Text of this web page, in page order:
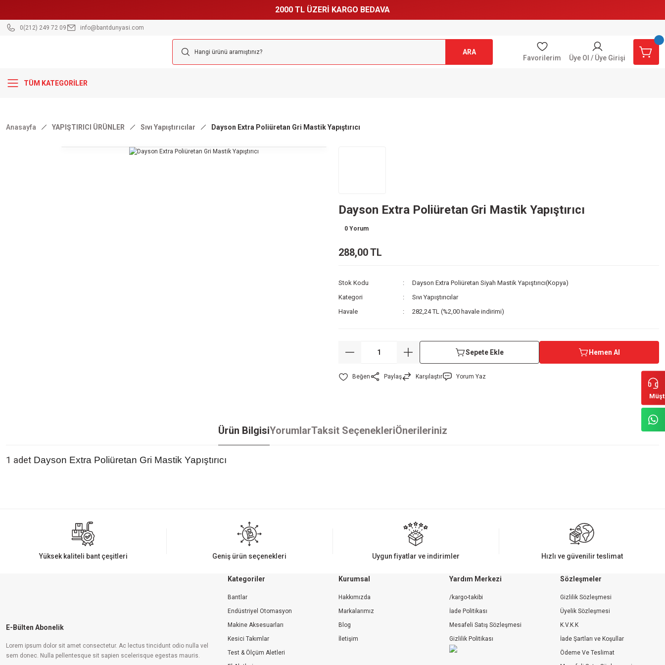
2000 TL ÜZERİ KARGO BEDAVA
0(212) 249 72 09 info@bantdunyasi.com
ARA
Favorilerim Üye Ol / Üye Girişi
TÜM KATEGORİLER
Anasayfa YAPIŞTIRICI ÜRÜNLER Sıvı Yapıştırıcılar Dayson Extra Poliüretan Gri Mastik Yapıştırıcı
Dayson Extra Poliüretan Gri Mastik Yapıştırıcı
0 Yorum
288,00 TL
Stok Kodu
Dayson Extra Poliüretan Siyah Mastik Yapıştırıcı(Kopya)
Kategori
Sıvı Yapıştırıcılar
Havale
282,24 TL (%2,00 havale indirimi)
Sepete Ekle Hemen Al
Paylaş Karşılaştır Yorum Yaz
Ürün BilgisiYorumlarTaksit SeçenekleriÖnerileriniz
1 adet Dayson Extra Poliüretan Gri Mastik Yapıştırıcı
Ürün resmi kalitesiz, bozuk veya görüntülenemiyor.
Ürün açıklamasında eksik bilgiler bulunuyor.
Gönder
Yüksek kaliteli bant çeşitleri Geniş ürün seçenekleri Uygun fiyatlar ve indirimler Hızlı ve güvenilir teslimat
E-Bülten Abonelik
Lorem ipsum dolor sit amet consectetur. Ac lectus tincidunt odio nulla vel
sem donec. Nulla pellentesque sit sapien scelerisque egestas mauris.
Kategoriler
Bantlar
Endüstriyel Otomasyon
Makine Aksesuarları
Kesici Takımlar
Test & Ölçüm Aletleri
Kurumsal
Hakkımızda
Markalarımız
Blog
İletişim
Yardım Merkezi
/kargo-takibi
İade Politikası
Mesafeli Satış Sözleşmesi
Gizlilik Politikası
Sözleşmeler
Gizlilik Sözleşmesi
Üyelik Sözleşmesi
K.V.K.K
İade Şartları ve Koşullar
Ödeme Ve Teslimat